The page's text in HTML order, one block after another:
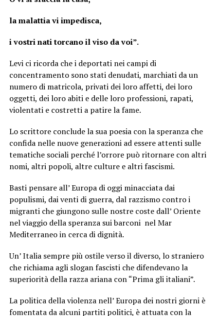
la malattia vi impedisca,
i vostri nati torcano il viso da voi”.
Levi ci ricorda che i deportati nei campi di
concentramento sono stati denudati, marchiati da un
numero di matricola, privati dei loro affetti, dei loro
oggetti, dei loro abiti e delle loro professioni, rapati,
violentati e costretti a patire la fame.
Lo scrittore conclude la sua poesia con la speranza che
confida nelle nuove generazioni ad essere attenti sulle
tematiche sociali perché l’orrore può ritornare con altri
nomi, altri popoli, altre culture e altri fascismi.
Basti pensare all’ Europa di oggi minacciata dai
populismi, dai venti di guerra, dal razzismo contro i
migranti che giungono sulle nostre coste dall’ Oriente
nel viaggio della speranza sui barconi nel Mar
Mediterraneo in cerca di dignità.
Un’ Italia sempre più ostile verso il diverso, lo straniero
che richiama agli slogan fascisti che difendevano la
superiorità della razza ariana con “Prima gli italiani”.
La politica della violenza nell’ Europa dei nostri giorni è
fomentata da alcuni partiti politici, è attuata con la